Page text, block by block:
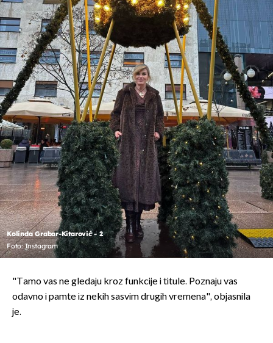
Kolinda Grabar-Kitarović - 2
Foto: Instagram
"Tamo vas ne gledaju kroz funkcije i titule. Poznaju vas
odavno i pamte iz nekih sasvim drugih vremena", objasnila
je.